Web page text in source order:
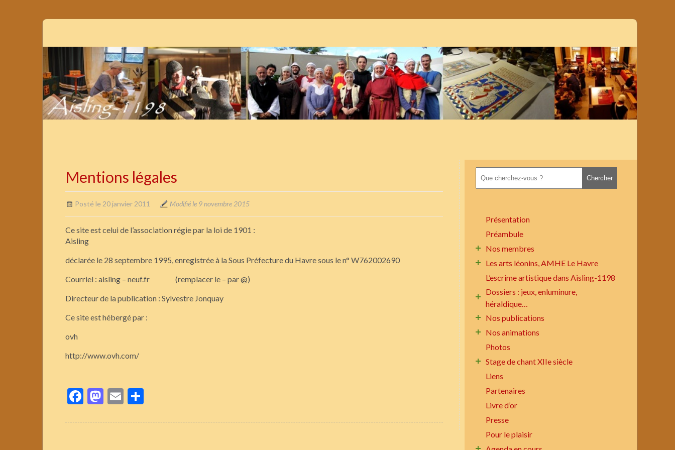
Mentions légales
Posté le 20 janvier 2011 Modifié le 9 novembre 2015
Ce site est celui de l’association régie par la loi de 1901 :
Aisling
déclarée le 28 septembre 1995, enregistrée à la Sous Préfecture du Havre sous le n° W762002690
Courriel : aisling – neuf.fr (remplacer le – par @)
Directeur de la publication : Sylvestre Jonquay
Ce site est hébergé par :
ovh
http://www.ovh.com/
Facebook
Mastodon
EmailPartager
Présentation
Préambule
Nos membres
Les arts léonins, AMHE Le Havre
L’escrime artistique dans Aisling-1198
Dossiers : jeux, enluminure,
héraldique…
Nos publications
Nos animations
Photos
Stage de chant XIIe siècle
Liens
Partenaires
Livre d’or
Presse
Pour le plaisir